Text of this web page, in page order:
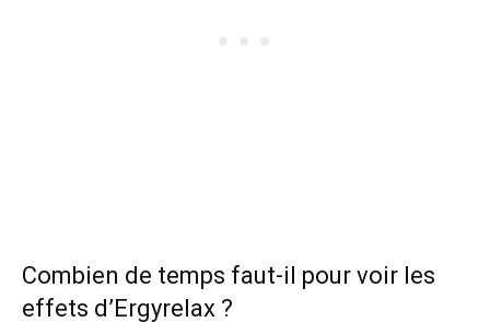
Combien de temps faut-il pour voir les
effets d’Ergyrelax ?